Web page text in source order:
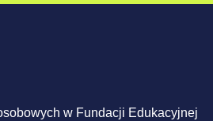
w Fundacji Edukacyjnej